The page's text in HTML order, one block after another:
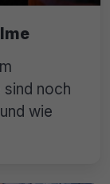
noch
wie